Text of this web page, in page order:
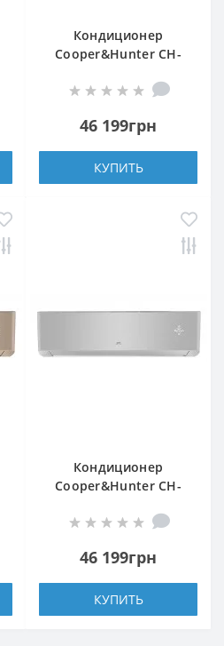
Кондиционер
Cooper&Hunter CH-
46 199грн
КУПИТЬ
Кондиционер
Cooper&Hunter CH-
46 199грн
КУПИТЬ